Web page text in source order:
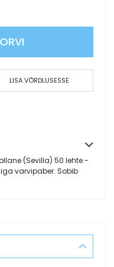
LISA VÕRDLUSESSE
(Sevilla) 50 lehte -
varvipaber. Sobib